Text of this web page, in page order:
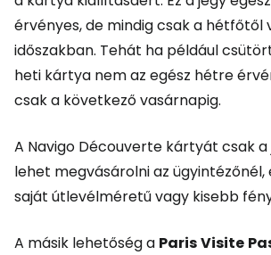
érvényes, de mindig csak a
időszakban. Tehát ha például
heti kártya nem az egész hétre
csak a következő vasárnapig.
A Navigo Découverte kártyát csak
lehet megvásárolni az ügyintézőnél,
saját útlevélméretű vagy kisebb
A másik lehetőség a ParisVisite